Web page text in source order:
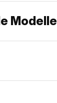
Modelle